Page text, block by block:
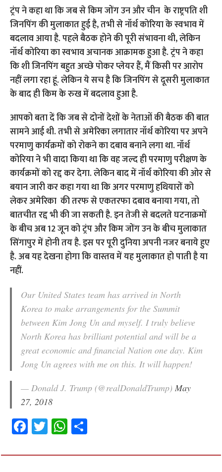
ट्रंप ने कहा था कि जब से किम जोंग उन और चीन के राष्ट्रपति शी
जिनपिंग की मुलाकात हुई है, तभी से नॉर्थ कोरिया के स्वभाव में
बदलाव आया है. पहले बैठक होने की पूरी संभावना थी, लेकिन
नॉर्थ कोरिया का स्वभाव अचानक आक्रामक हुआ है. ट्रंप ने कहा
कि शी जिनपिंग बहुत अच्छे पोकर प्लेयर हैं, मैं किसी पर आरोप
नहीं लगा रहा हूं. लेकिन ये सच है कि जिनपिंग से दूसरी मुलाकात
के बाद ही किम के रुख में बदलाव हुआ है.
आपको बता दें कि जब से दोनों देशों के नेताओं की बैठक की बात
सामने आई थी. तभी से अमेरिका लगातार नॉर्थ कोरिया पर अपने
परमाणु कार्यक्रमों को रोकने का दबाव बनाने लगा था. नॉर्थ
कोरिया ने भी वादा किया था कि वह जल्द ही परमाणु परीक्षण के
कार्यक्रमों को रद्द कर देगा. लेकिन बाद में नॉर्थ कोरिया की ओर से
बयान जारी कर कहा गया था कि अगर परमाणु हथियारों को
लेकर अमेरिका की तरफ से एकतरफा दबाव बनाया गया, तो
बातचीत रद्द भी की जा सकती है. इन तेजी से बदलते घटनाक्रमों
के बीच अब 12 जून को ट्रंप और किम जोंग उन के बीच मुलाकात
सिंगापुर में होनी तय है. इस पर पूरी दुनिया अपनी नजर बनाये हुए
है. अब यह देखना होगा कि वास्तव में यह मुलाकात हो पाती है या
नहीं.
Our United States team has arrived in North
Korea to make arrangements for the Summit
between Kim Jong Un and myself. I truly believe
North Korea has brilliant potential and will be a
great economic and financial Nation one day. Kim
Jong Un agrees with me on this. It will happen!
— Donald J. Trump (@realDonaldTrump)May
27, 2018
Fa
ce
b
T
wi
tt
W
h
at ar